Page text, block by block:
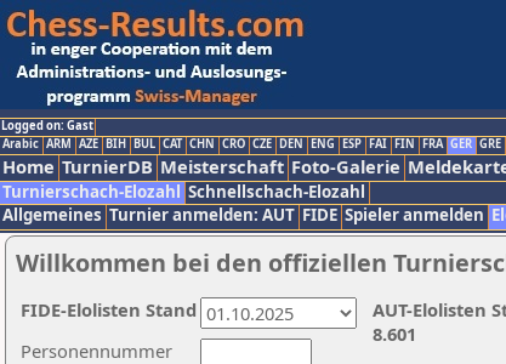
Logged on: Gast
Arabic ARM AZE BIH BUL CAT CHN CRO CZE DEN ENG ESP FAI FIN FRA GER GRE
Home TurnierDB Meisterschaft Foto-Galerie
Turnierschach-Elozahl Schnellschach-Elozahl
Allgemeines Turnier anmelden: AUT FIDE Spieler anmelden
Willkommen bei den offiziellen
Personennummer
AUT-Elolisten
8.601
FIDE-Elolisten Stand